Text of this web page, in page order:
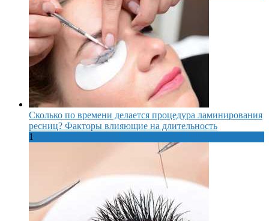
Сколько по времени делается процедура ламинирования
ресниц? Факторы влияющие на длительность
1